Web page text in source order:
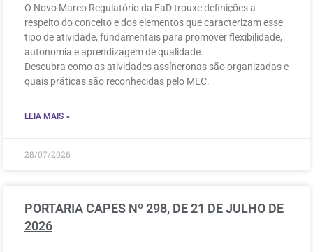
O Novo Marco Regulatório da EaD trouxe definições a
respeito do conceito e dos elementos que caracterizam esse
tipo de atividade, fundamentais para promover flexibilidade,
autonomia e aprendizagem de qualidade.
Descubra como as atividades assíncronas são organizadas e
quais práticas são reconhecidas pelo MEC.
LEIA MAIS »
28/07/2026
PORTARIA CAPES Nº 298, DE 21 DE JULHO DE
2026